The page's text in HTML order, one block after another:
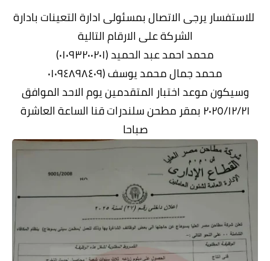
للاستفسار يرجى الاتصال بمسئولى ادارة التعينات بادارة
الشركة على الارقام التالية
محمد احمد عبد الحميد (۰۱۰۹۳۲۰۰۲۰۱)
محمد جمال محمد يوسف (٠١٠٩٤٨٩٨٤٠٩
وسيكون موعد اختبار المتقدمين يوم الاحد الموافق
٢٠٢٥/١٢/٢١ بمقر مطحن سلندرات قنا الساعة العاشرة
صباحا